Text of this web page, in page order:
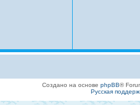
Создано на основе phpBB®
Русская